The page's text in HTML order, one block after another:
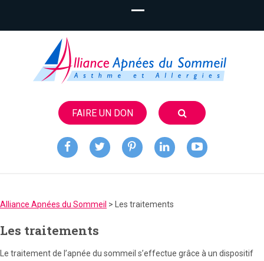
FAIRE UN DON
Alliance
Apnées du
Sommeil
Alliance Apnées du Sommeil > Les traitements
Les traitements
Le traitement de l’apnée du sommeil s’effectue grâce à un dispositif